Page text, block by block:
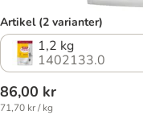
Artikel (2 varianter)
1,2 kg
1402133.0
86,00 kr
71,70 kr / kg